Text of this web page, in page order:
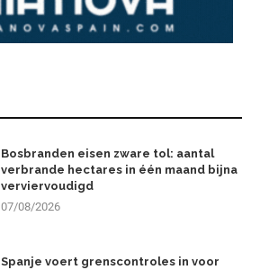
Bosbranden eisen zware tol: aantal
verbrande hectares in één maand bijna
verviervoudigd
07/08/2026
Spanje voert grenscontroles in voor